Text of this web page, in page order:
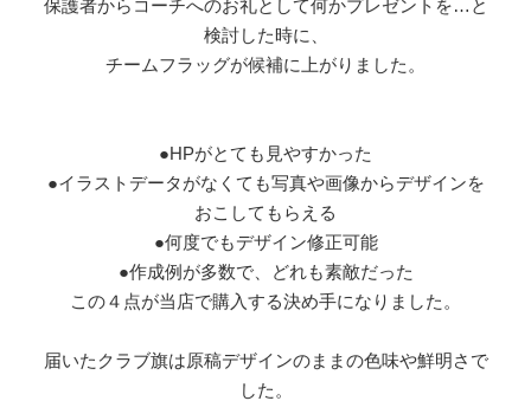
保護者からコーチへのお礼として何かプレゼントを…と
検討した時に、
チームフラッグが候補に上がりました。
●HPがとても見やすかった
●イラストデータがなくても写真や画像からデザインを
おこしてもらえる
●何度でもデザイン修正可能
●作成例が多数で、どれも素敵だった
この４点が当店で購入する決め手になりました。
届いたクラブ旗は原稿デザインのままの色味や鮮明さで
した。